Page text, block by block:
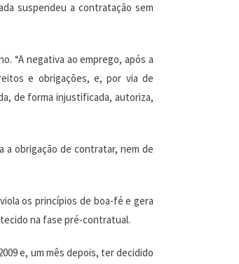
suspendeu a contratação sem
“A negativa ao emprego, após a
e obrigações, e, por via de
de forma injustificada, autoriza,
a obrigação de contratar, nem de
os princípios de boa-fé e gera
na fase pré-contratual.
e, um mês depois, ter decidido